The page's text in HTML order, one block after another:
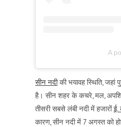
A
सीन नदीकी भयावह स्थिति, जहां
है। सीन शहर के कचरे, मल,
तीसरी सबसे लंबी नदी में हजारोंई.
कारण, सीन नदी में 7 अगस्त को